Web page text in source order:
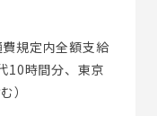
規定内全額支給
10時間分、東京
）